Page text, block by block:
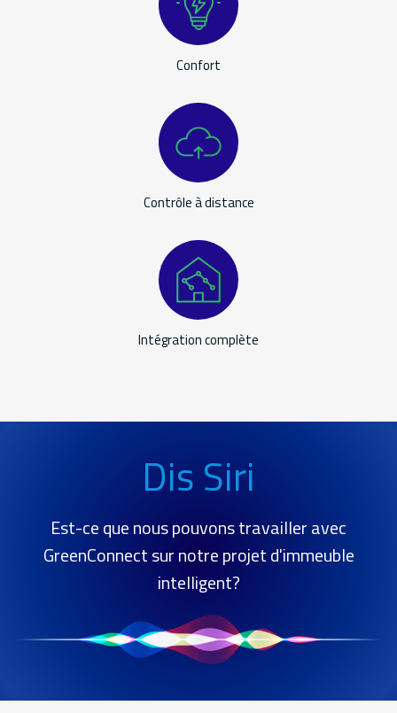
Confort
Contrôle à distance
Intégration complète
Dis Siri
Est-ce que nous pouvons travailler avec
GreenConnect sur notre projet d'immeuble
intelligent?